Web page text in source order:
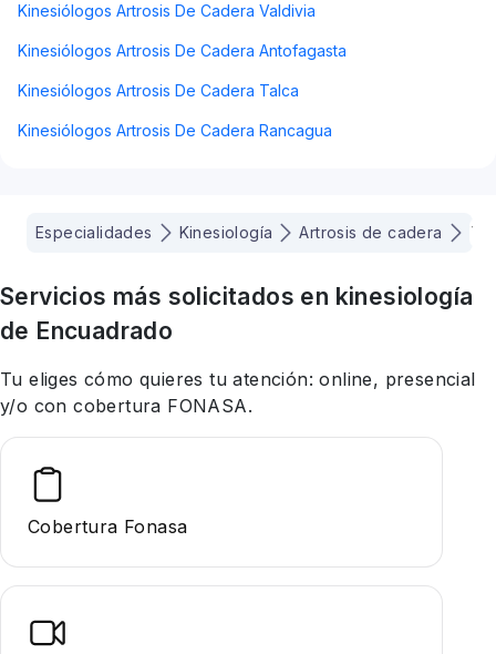
Kinesiólogos Artrosis De Cadera Valdivia
Kinesiólogos Artrosis De Cadera Antofagasta
Kinesiólogos Artrosis De Cadera Talca
Kinesiólogos Artrosis De Cadera Rancagua
Especialidades Kinesiología Artrosis de cadera
Servicios más solicitados en kinesiología
de Encuadrado
Tu eliges cómo quieres tu atención: online, presencial
y/o con cobertura FONASA.
Cobertura Fonasa